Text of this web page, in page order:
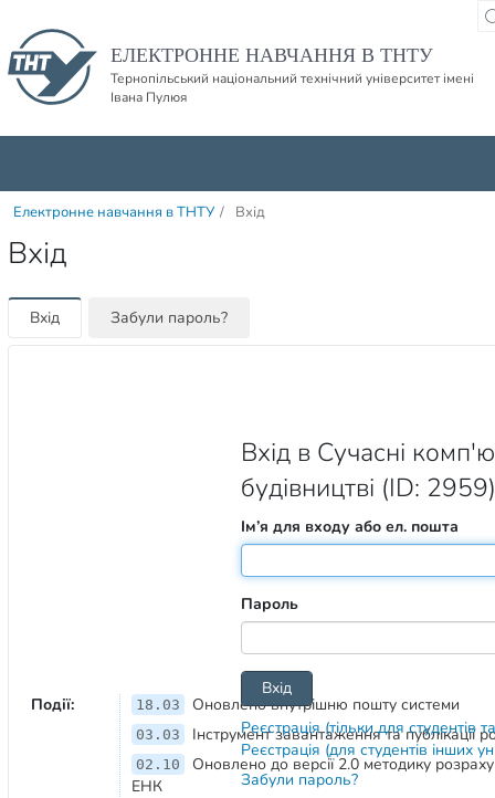
ЕЛЕКТРОННЕ НАВЧАННЯ В ТНТУ
Тернопільський національний технічний університет імені
Івана Пулюя
Електронне навчання в ТНТУ / Вхід
Вхід
Вхід Забули пароль?
Вхід в Сучасні
будівництві (ID:
Ім’я для входу або ел. пошта
Пароль
Реєстрація (тільки для студентів
Реєстрація (для студентів інших
Забули пароль?
Події: 18.03 Оновлено внутрішню пошту системи
03.03 Інструмент завантаження та публікації
02.10
Оновлено до версії 2.0 методику
ЕНК